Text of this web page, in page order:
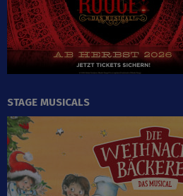
STAGE MUSICALS